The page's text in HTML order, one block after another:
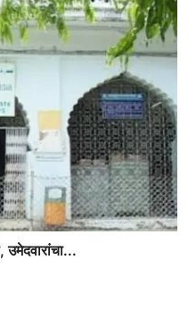
उमेदवारांचा...